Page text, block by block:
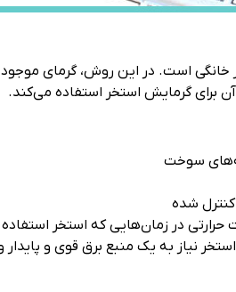
خانگی است. در این روش، گرمای
برای گرمایش استخر استفاده می‌کند.
سوخت
شده
در زمان‌هایی که استخر
استخر نیاز به یک منبع برق قوی و